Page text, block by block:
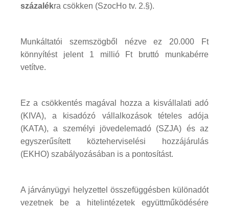
százalékra csökken (SzocHo tv. 2.§).
Munkáltatói szemszögből nézve ez 20.000 Ft
könnyítést jelent 1 millió Ft bruttó munkabérre
vetítve.
Ez a csökkentés magával hozza a kisvállalati adó
(KIVA), a kisadózó vállalkozások tételes adója
(KATA), a személyi jövedelemadó (SZJA) és az
egyszerűsített közteherviselési hozzájárulás
(EKHO) szabályozásában is a pontosítást.
A járványügyi helyzettel összefüggésben különadót
vezetnek be a hitelintézetek együttműködésére